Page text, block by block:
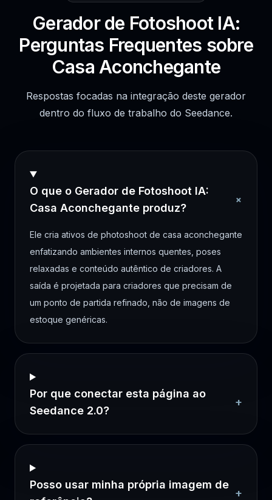
Gerador de Fotoshoot IA:
Perguntas Frequentes sobre
Casa Aconchegante
Respostas focadas na integração deste gerador
dentro do fluxo de trabalho do Seedance.
O que o Gerador de Fotoshoot IA:
Casa Aconchegante produz?
+
Ele cria ativos de photoshoot de casa aconchegante
enfatizando ambientes internos quentes, poses
relaxadas e conteúdo autêntico de criadores. A
saída é projetada para criadores que precisam de
um ponto de partida refinado, não de imagens de
estoque genéricas.
Por que conectar esta página ao
Seedance 2.0?
+
Posso usar minha própria imagem de
+